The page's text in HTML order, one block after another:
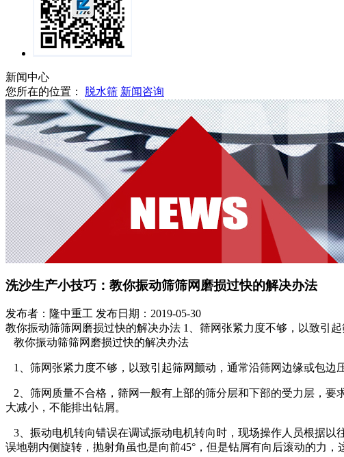
新闻中心
您所在的位置：
脱水筛 新闻咨询
洗沙生产小技巧：教你振动筛筛网磨损过快的解决办法
发布者：隆中重工 发布日期：2019-05-30
教你振动筛筛网磨损过快的解决办法 1、筛网张紧力度不够，以致引
教你振动筛筛网磨损过快的解决办法
1、筛网张紧力度不够，以致引起筛网颤动，通常沿筛网边缘或包边
2、筛网质量不合格，筛网一般有上部的筛分层和下部的受力层，
大减小，不能排出钻屑。
3、振动电机转向错误在调试振动电机转向时，现场操作人员根据
误地朝内侧旋转，抛射角虽也是向前45°，但是钻屑有向后滚动的力